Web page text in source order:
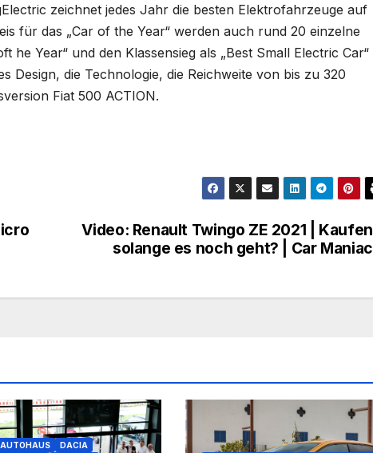
zeichnet jedes Jahr die besten Elektrofahrzeuge auf
für das „Car of the Year“ werden auch rund 20 einzelne
he Year“ und den Klassensieg als „Best Small Electric Car“
Design, die Technologie, die Reichweite von bis zu 320
Fiat 500 ACTION.
Video: Renault Twingo ZE 2021 | Kaufen
solange es noch geht? | Car Maniac
AUTOHAUS
DACIA